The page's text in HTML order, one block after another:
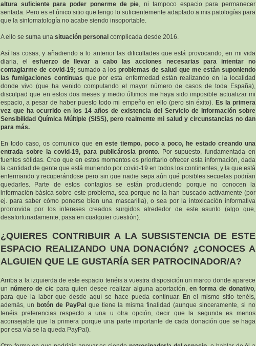
altura suficiente para poder ponerme de pie, ni tampoco espacio para permanecer
sentada. Pero es el único sitio que tengo lo suficientemente adaptado a mis patologías para
que la sintomatología no acabe siendo insoportable.
A ello se suma una situación personal complicada desde 2016.
Así las cosas, y añadiendo a lo anterior las dificultades que está provocando, en mi vida
diaria, el esfuerzo de llevar a cabo las acciones necesarias para intentar no
contagiarme de covid-19; sumado a losproblemas de salud que me están suponiendo
las fumigaciones continuas que por esta enfermedad están realizando en la localidad
donde vivo (que ha venido computando el mayor número de casos de toda España),
disculpad que en estos dos meses y medio últimos me haya sido imposible actualizar mi
espacio, a pesar de haber puesto todo mi empeño en ello (pero sin éxito). Es la primera
vez que ha ocurrido en los 14 años de existencia del Servicio de Información sobre
Sensibilidad Química Múltiple (SISS), pero realmente mi salud y circunstancias no dan
para más.
En todo caso, os comunico que en este tiempo, poco a poco, he estado creando una
entrada sobre la covid-19, para publicárosla pronto. Por supuesto, fundamentada en
fuentes sólidas. Creo que en estos momentos es prioritario ofrecer esta información, dada
la cantidad de gente que está muriendo por covid-19 en todos los continentes, y la que está
enfermando y recuperándose pero sin que nadie sepa aún qué posibles secuelas podrían
quedarles. Parte de estos contagios se están produciendo porque no conocen la
información básica sobre este problema, sea porque no la han buscado activamente (por
ej. para saber cómo ponerse bien una mascarilla), o sea por la intoxicación informativa
promovida por los intereses creados surgidos alrededor de este asunto (algo que,
desafortunadamente, pasa en cualquier cuestión).
¿QUIERES CONTRIBUIR A LA SUBSISTENCIA DE ESTE
ESPACIO REALIZANDO UNA DONACIÓN? ¿CONOCES A
ALGUIEN QUE LE GUSTARÍA SER PATROCINADOR/A?
Arriba a la izquierda de este espacio tenéis a vuestra disposición un marco donde aparece
un número de c/c para quien desee realizar alguna aportación, en forma de donativo,
para que la labor que desde aquí se hace pueda continuar. En el mismo sitio tenéis,
además, un botón de PayPal que tiene la misma finalidad (aunque sinceramente, si no
tenéis preferencias respecto a una u otra opción, decir que la segunda es menos
aconsejable que la primera porque una parte importante de cada donación que se haga
por esa vía se la queda PayPal).